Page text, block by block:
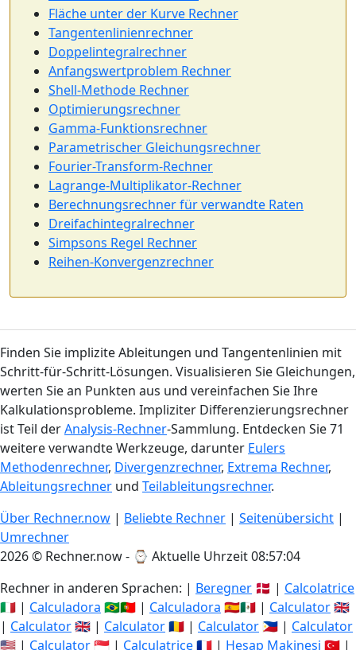
Fläche unter der Kurve Rechner
Tangentenlinienrechner
Doppelintegralrechner
Anfangswertproblem Rechner
Shell-Methode Rechner
Optimierungsrechner
Gamma-Funktionsrechner
Parametrischer Gleichungsrechner
Fourier-Transform-Rechner
Lagrange-Multiplikator-Rechner
Berechnungsrechner für verwandte Raten
Dreifachintegralrechner
Simpsons Regel Rechner
Reihen-Konvergenzrechner
Finden Sie implizite Ableitungen und Tangentenlinien mit
Schritt-für-Schritt-Lösungen. Visualisieren Sie Gleichungen,
werten Sie an Punkten aus und vereinfachen Sie Ihre
Kalkulationsprobleme. Impliziter Differenzierungsrechner
ist Teil derAnalysis-Rechner-Sammlung. Entdecken Sie 71
weitere verwandte Werkzeuge, darunter Eulers
Methodenrechner, Divergenzrechner, Extrema Rechner,
Ableitungsrechner und Teilableitungsrechner.
Über Rechner.now | Beliebte Rechner | Seitenübersicht |
Umrechner
2026 © Rechner.now - ⌚ Aktuelle Uhrzeit 08:57:05
Rechner in anderen Sprachen: | Beregner 🇩🇰 | Calcolatrice
🇮🇹 | Calculadora 🇧🇷🇵🇹 | Calculadora 🇪🇸🇲🇽 | Calculator🇬🇧
| Calculator🇬🇧 | Calculator🇷🇴 | Calculator 🇵🇭 | Calculator
🇺🇸 | Calculator🇸🇬 | Calculatrice🇫🇷 | Hesap Makinesi 🇹🇷 |